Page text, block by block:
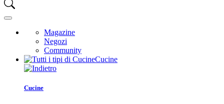
Magazine
Negozi
Community
Cucine
Cucine